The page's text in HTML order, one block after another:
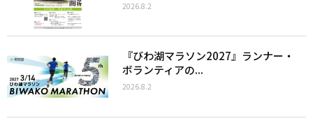
2026.8.2
『びわ湖マラソン2027』ランナー・
ボランティアの...
2026.8.2